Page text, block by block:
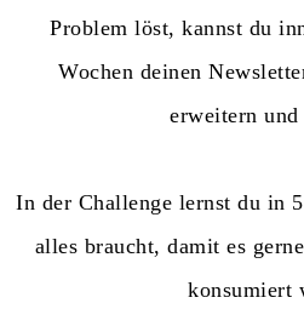
Problem löst, kannst du
Wochen deinen
erweitern
In der Challenge lernst du in
alles braucht, damit es
konsumiert